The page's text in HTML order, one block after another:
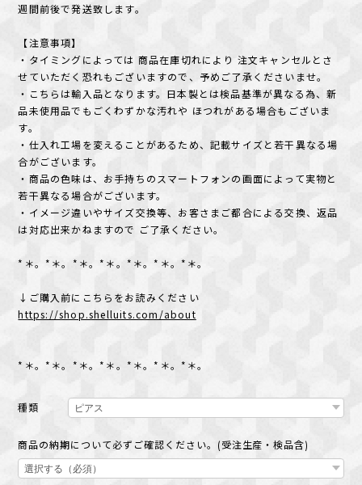
週間前後で発送致します。
【注意事項】
・タイミングによっては 商品在庫切れにより 注文キャンセルとさ
せていただく恐れもございますので、予めご了承くださいませ。
・こちらは輸入品となります。日本製とは検品基準が異なる為、新
品未使用品でもごくわずかな汚れや ほつれがある場合もございま
す。
・仕入れ工場を変えることがあるため、記載サイズと若干異なる場
合がございます。
・商品の色味は、お手持ちのスマートフォンの画面によって実物と
若干異なる場合がございます。
・イメージ違いやサイズ交換等、お客さまご都合による交換、返品
は対応出来かねますので ご了承ください。
*＊。*＊。*＊。*＊。*＊。*＊。*＊。
↓ご購入前にこちらをお読みください
https://shop.shelluits.com/about
*＊。*＊。*＊。*＊。*＊。*＊。*＊。
種類
商品の納期について必ずご確認ください。(受注生産・検品含)